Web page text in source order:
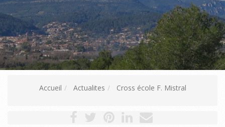
Accueil Actualites Cross école F. Mistral